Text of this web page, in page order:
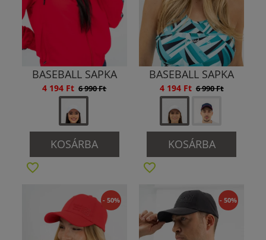
BASEBALL SAPKA
4 194 Ft 6 990 Ft
KOSÁRBA
BASEBALL SAPKA
4 194 Ft 6 990 Ft
KOSÁRBA
- 50% - 50%